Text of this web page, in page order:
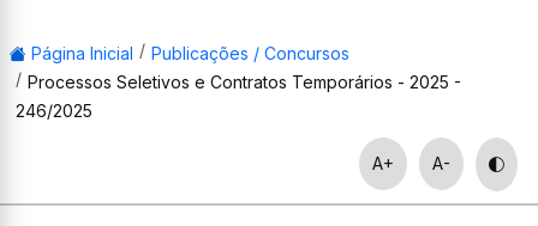
Página Inicial
Publicações / Concursos
Processos Seletivos e Contratos Temporários - 2025 -
246/2025
A+ A-